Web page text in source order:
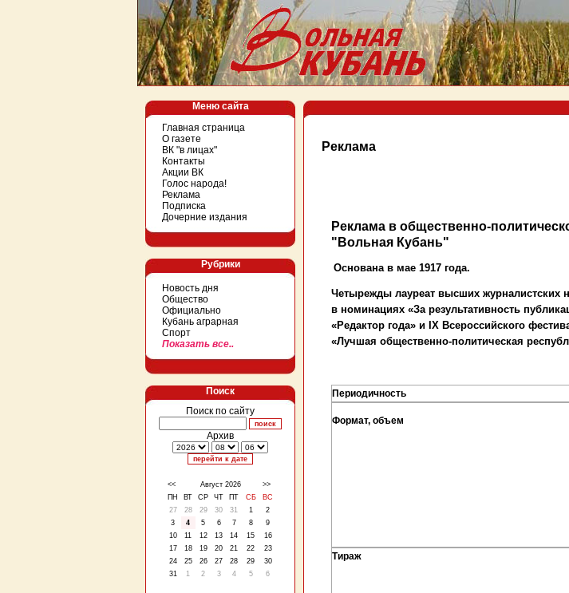
Меню сайта
Главная страница
О газете
ВК "в лицах"
Контакты
Акции ВК
Голос народа!
Реклама
Подписка
Дочерние издания
Рубрики
Новость дня
Общество
Официально
Кубань аграрная
Спорт
Показать все..
Поиск
Поиск по сайту
Архив
<< Август 2026
>>
ПН
ВТ СР ЧТ ПТ СБ
ВС
27
28 29 30 31 1
2
3
4 5 6 7 8
9
10
11 12 13 14 15
16
17
18 19 20 21 22
23
24
25 26 27 28 29
30
31
1 2 3 4 5 6
Реклама
Реклама в общественно-
"Вольная Кубань"
Основана в мае 1917 года.
Четырежды лауреат высших журналистских
в номинациях «За результативность
«Редактор года» и IX Всероссийского
«Лучшая общественно-политическая
Периодичность
Формат, объем
Тираж